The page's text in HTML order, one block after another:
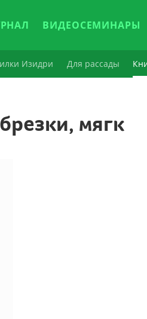
ВИДЕОСЕМИНАРЫ
Изидри Для рассады
мягк